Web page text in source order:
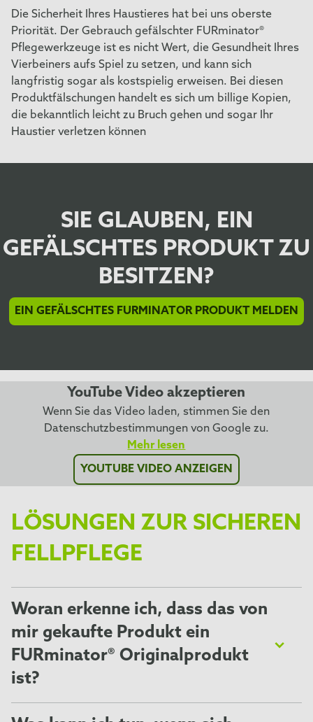
Die Sicherheit Ihres Haustieres hat bei uns oberste
Priorität. Der Gebrauch gefälschter FURminator®
Pflegewerkzeuge ist es nicht Wert, die Gesundheit Ihres
Vierbeiners aufs Spiel zu setzen, und kann sich
langfristig sogar als kostspielig erweisen. Bei diesen
Produktfälschungen handelt es sich um billige Kopien,
die bekanntlich leicht zu Bruch gehen und sogar Ihr
Haustier verletzen können
SIE GLAUBEN, EIN
GEFÄLSCHTES PRODUKT ZU
BESITZEN?
EIN GEFÄLSCHTES FURMINATOR PRODUKT MELDEN
YouTube Video akzeptieren
Wenn Sie das Video laden, stimmen Sie den
Datenschutzbestimmungen von Google zu.
Mehr lesen
YOUTUBE VIDEO ANZEIGEN
LÖSUNGEN ZUR SICHEREN
FELLPFLEGE
Woran erkenne ich, dass das von
mir gekaufte Produkt ein
FURminator® Originalprodukt
ist?
⁣⁢Auch wenn die meisten Fälschungen schlechte Kopien